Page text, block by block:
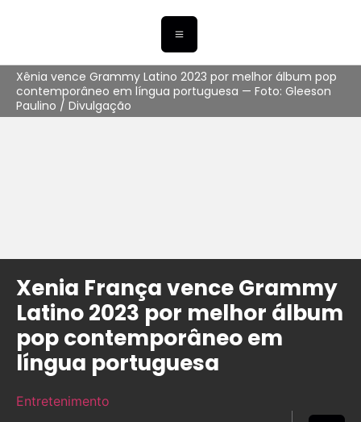
Xênia vence Grammy Latino 2023 por melhor álbum pop
contemporâneo em língua portuguesa — Foto: Gleeson
Paulino / Divulgação
Xenia França vence Grammy
Latino 2023 por melhor álbum
pop contemporâneo em
língua portuguesa
Entretenimento